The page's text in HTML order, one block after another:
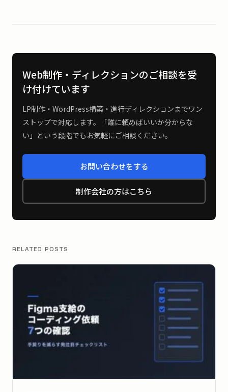
Web制作・ディレクションのご相談を受
け付けています
LP制作・WordPress構築・進行ディレクションまでワン
ストップで対応します。「誰に頼めばいいか分からな
い」という段階でもお気軽にご相談ください。
お問い合わせをする
制作会社の方はこちら
RELATED POSTS